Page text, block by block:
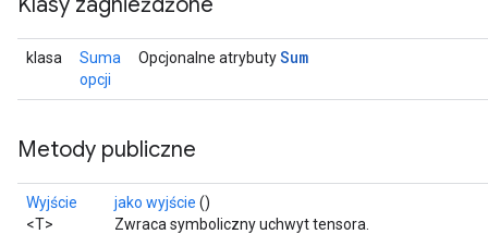
klasa
Suma
opcji
Opcjonalne atrybutySum
Metody publiczne
Wyjście
<T>
jako wyjście ()
Zwraca symboliczny uchwyt tensora.